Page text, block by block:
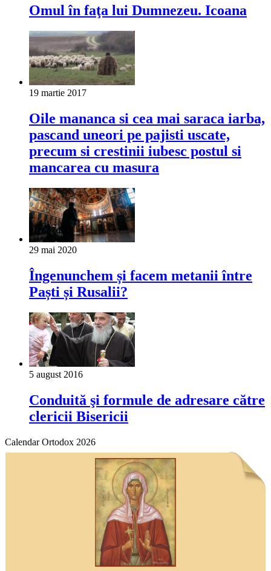
Omul în faţa lui Dumnezeu. Icoana
19 martie 2017
Oile mananca si cea mai saraca iarba,
pascand uneori pe pajisti uscate,
precum si crestinii iubesc postul si
mancarea cu masura
29 mai 2020
Îngenunchem și facem metanii între
Paști și Rusalii?
5 august 2016
Conduită şi formule de adresare către
clericii Bisericii
Calendar Ortodox 2026